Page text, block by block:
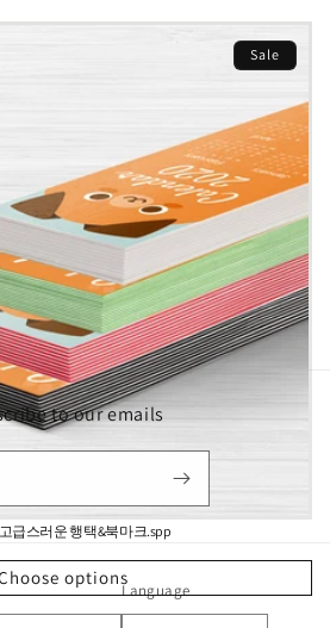
Sale
급스러운 행택&북마크.spp
options
to our emails
Language